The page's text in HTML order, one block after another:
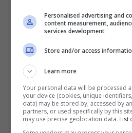
Personalised advertising and
content measurement,
services development
Store and/or access
Learn more
Your personal data will be processed
your device (cookies, unique
data) may be stored by, accessed by
partners, or used specifically by this
may use precise geolocation data. List